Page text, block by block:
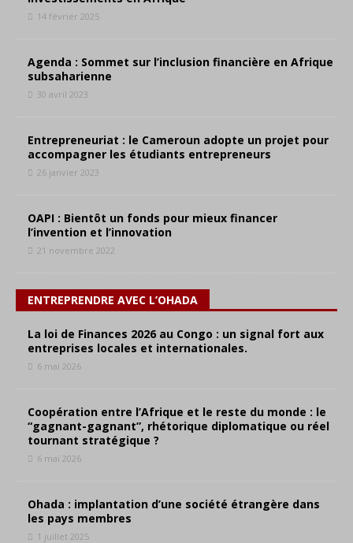
14 février 2025
Agenda : Sommet sur l’inclusion financière en Afrique
subsaharienne
30 avril 2023
Entrepreneuriat : le Cameroun adopte un projet pour
accompagner les étudiants entrepreneurs
26 janvier 2023
OAPI : Bientôt un fonds pour mieux financer
l’invention et l’innovation
21 novembre 2022
ENTREPRENDRE AVEC L’OHADA
La loi de Finances 2026 au Congo : un signal fort aux
entreprises locales et internationales.
6 mai 2026
Coopération entre l’Afrique et le reste du monde : le
“gagnant-gagnant”, rhétorique diplomatique ou réel
tournant stratégique ?
6 mai 2026
Ohada : implantation d’une société étrangère dans
les pays membres
1 juillet 2025